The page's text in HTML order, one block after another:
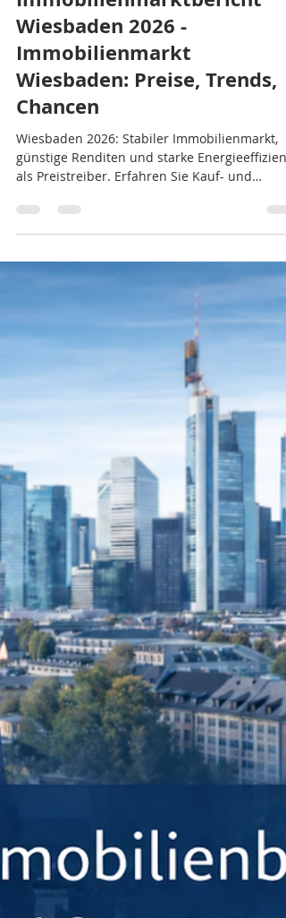
ABELS Immobilienbewertung
Immobilienmarktbericht
Wiesbaden 2026 -
Immobilienmarkt
Wiesbaden: Preise, Trends,
Chancen
Wiesbaden 2026: Stabiler Immobilienmarkt,
günstige Renditen und starke Energieeffizienz
als Preistreiber. Erfahren Sie Kauf- und
Mietpreise, Toplagen und Trends.